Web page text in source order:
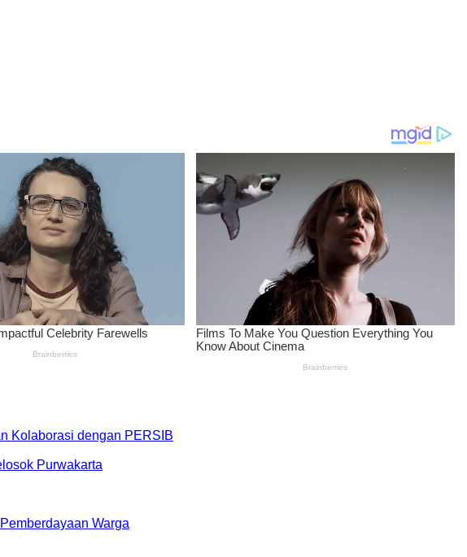
Kolaborasi dengan PERSIB
Purwakarta
Warga